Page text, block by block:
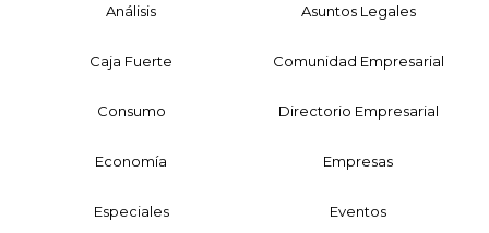
Análisis Asuntos Legales
Caja Fuerte Comunidad Empresarial
Consumo Directorio Empresarial
Economía Empresas
Especiales Eventos